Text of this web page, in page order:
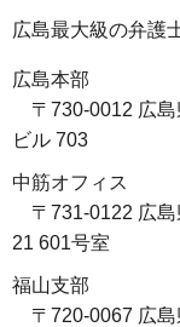
広島最大級の弁護
広島本部
〒730-0012 広島
ビル 703
中筋オフィス
〒731-0122 広島
21 601号室
福山支部
〒720-0067 広島